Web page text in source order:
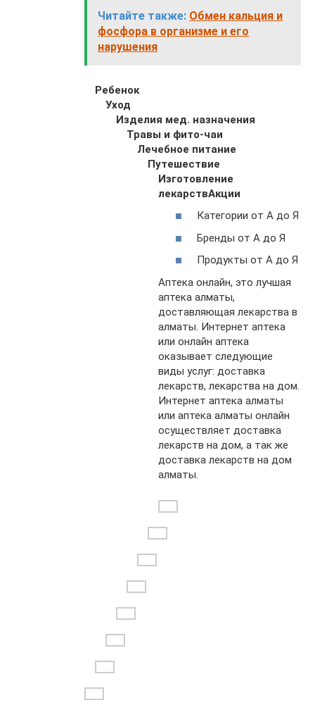
Читайте также: Обмен кальция и
фосфора в организме и его
нарушения
Ребенок
Уход
Изделия мед. назначения
Травы и фито-чаи
Лечебное питание
Путешествие
Изготовление
лекарствАкции
Категории от А до Я
Бренды от А до Я
Продукты от А до Я
Аптека онлайн, это лучшая
аптека алматы,
доставляющая лекарства в
алматы. Интернет аптека
или онлайн аптека
оказывает следующие
виды услуг: доставка
лекарств, лекарства на дом.
Интернет аптека алматы
или аптека алматы онлайн
осуществляет доставка
лекарств на дом, а так же
доставка лекарств на дом
алматы.